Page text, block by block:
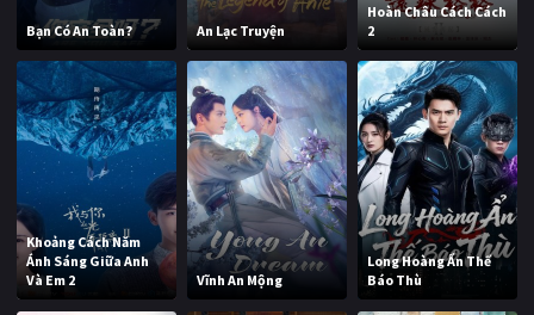
Bạn Có An Toàn? An Lạc Truyện
Hoàn Châu Cách Cách
2
Khoảng Cách Năm
Ánh Sáng Giữa Anh
Và Em 2
Vĩnh An Mộng
Long Hoàng Ẩn Thế
Báo Thù